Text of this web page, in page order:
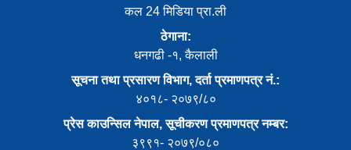
कल 24 मिडिया प्रा.ली
ठेगाना:
धनगढी -१, कैलाली
सूचना तथा प्रसारण विभाग, दर्ता प्रमाणपत्र नं.:
४०१८- २०७९/८०
प्रेस काउन्सिल नेपाल, सूचीकरण प्रमाणपत्र नम्बर:
३९९१- २०७९/०८०